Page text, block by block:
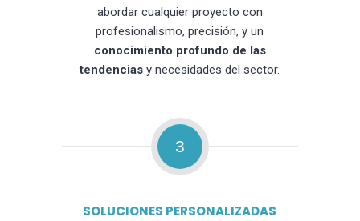
abordar cualquier proyecto con
profesionalismo, precisión, y un
conocimiento profundo de las
tendencias y necesidades del sector.
3
SOLUCIONES PERSONALIZADAS